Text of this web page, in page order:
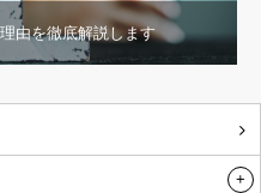
由を徹底解説します